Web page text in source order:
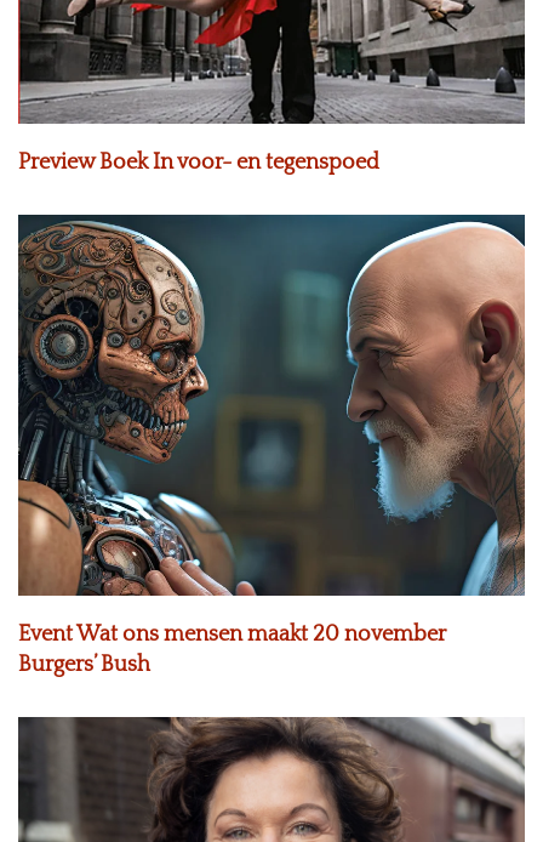
Preview Boek In voor- en tegenspoed
Event Wat ons mensen maakt 20 november
Burgers’ Bush